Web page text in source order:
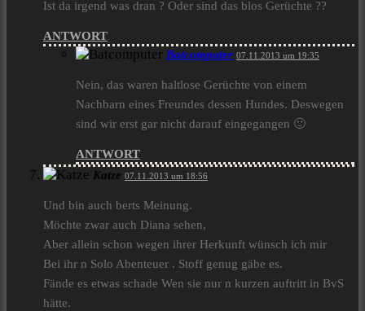
Ist da irgend was dran ? Oder sind das blos Gerüchte ??
ANTWORT
Batcomputer 07.11.2013 um 19:35
Nein, das waren haltlose Gerüchte von einem
Nachbarn eines Freundes dessen Hundes. Deswegen
sind wir erst gar nicht darauf eingegangen 🙂
ANTWORT
Katze 07.11.2013 um 18:56
Und bin auch berts Meinung.
Möchte zwar auch Diana sehen,
Aber allein schon wegen ihrer Herkunft wünsch ich mir
Bei ihr n Solo Abenteuer . Stoff genug gäbe es.
Fände es etwas schade Wen sie nur n kurzen auftritt in BvS
hätte.